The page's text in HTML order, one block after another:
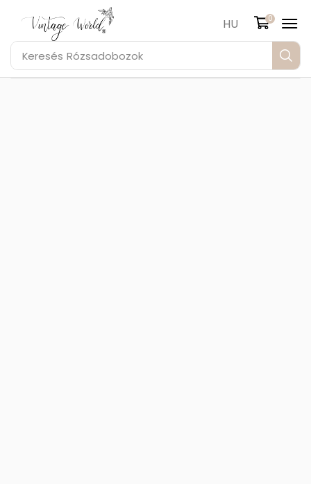
Keresés Rózsadobozok
HU 0